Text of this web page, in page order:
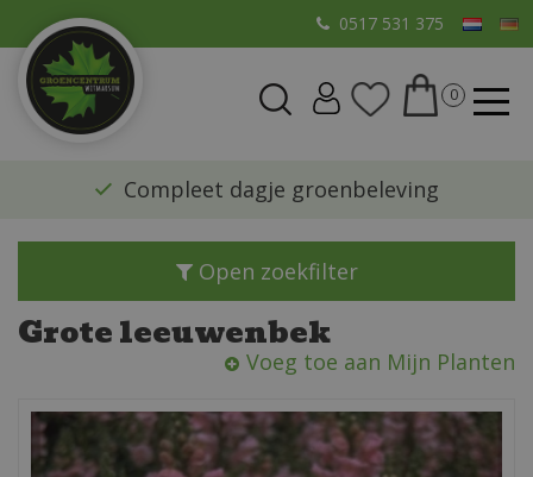
a
0517 531 375
​Compleet dagje groenbeleving
Open zoekfilter
Grote leeuwenbek
Voeg toe aan Mijn Planten